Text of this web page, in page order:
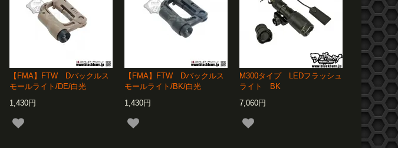
【FMA】FTW Dバックルス
モールライト/DE/白光
1,430円
【FMA】FTW Dバックルス
モールライト/BK/白光
1,430円
M300タイプ LEDフラッシュ
ライト BK
7,060円